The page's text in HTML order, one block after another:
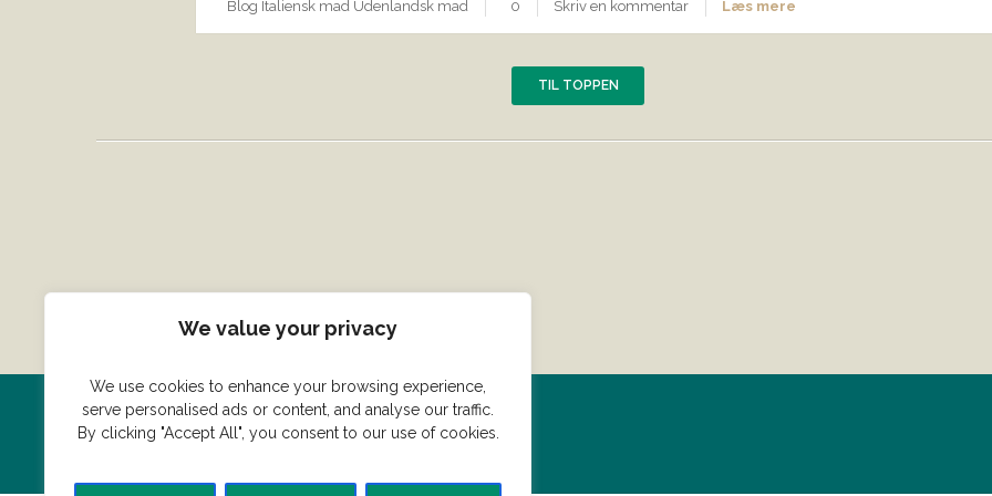
We value your privacy
We use cookies to enhance your browsing experience,
serve personalised ads or content, and analyse our traffic.
By clicking "Accept All", you consent to our use of cookies.
Blog Italiensk mad Udenlandsk mad 0 Skriv en kommentar Læs mere
TIL TOPPEN
Har du en konge ret du vil dele?